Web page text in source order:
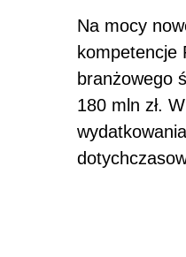
Na mocy
kompetencje
branżowego
180 mln zł.